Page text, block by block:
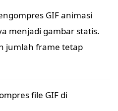
GIF animasi
menjadi gambar statis.
jumlah frame tetap
file GIF di